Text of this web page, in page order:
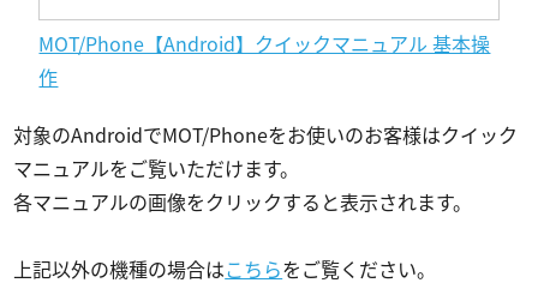
MOT/Phone【Android】クイックマニュアル 基本操
作
対象のAndroidでMOT/Phoneをお使いのお客様はクイック
マニュアルをご覧いただけます。
各マニュアルの画像をクリックすると表示されます。
上記以外の機種の場合はこちらをご覧ください。